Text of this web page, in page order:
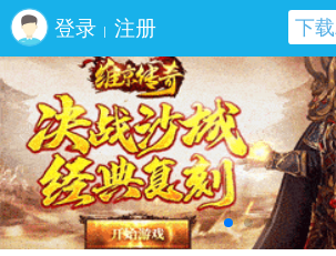
登录 | 注册 下
维京传奇